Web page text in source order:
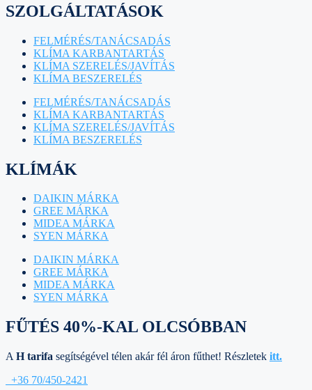
SZOLGÁLTATÁSOK
FELMÉRÉS/TANÁCSADÁS
KLÍMA KARBANTARTÁS
KLÍMA SZERELÉS/JAVÍTÁS
KLÍMA BESZERELÉS
FELMÉRÉS/TANÁCSADÁS
KLÍMA KARBANTARTÁS
KLÍMA SZERELÉS/JAVÍTÁS
KLÍMA BESZERELÉS
KLÍMÁK
DAIKIN MÁRKA
GREE MÁRKA
MIDEA MÁRKA
SYEN MÁRKA
DAIKIN MÁRKA
GREE MÁRKA
MIDEA MÁRKA
SYEN MÁRKA
FŰTÉS 40%-KAL OLCSÓBBAN
A H tarifa segítségével télen akár fél áron fűthet! Részletek itt.
+36 70/450-2421